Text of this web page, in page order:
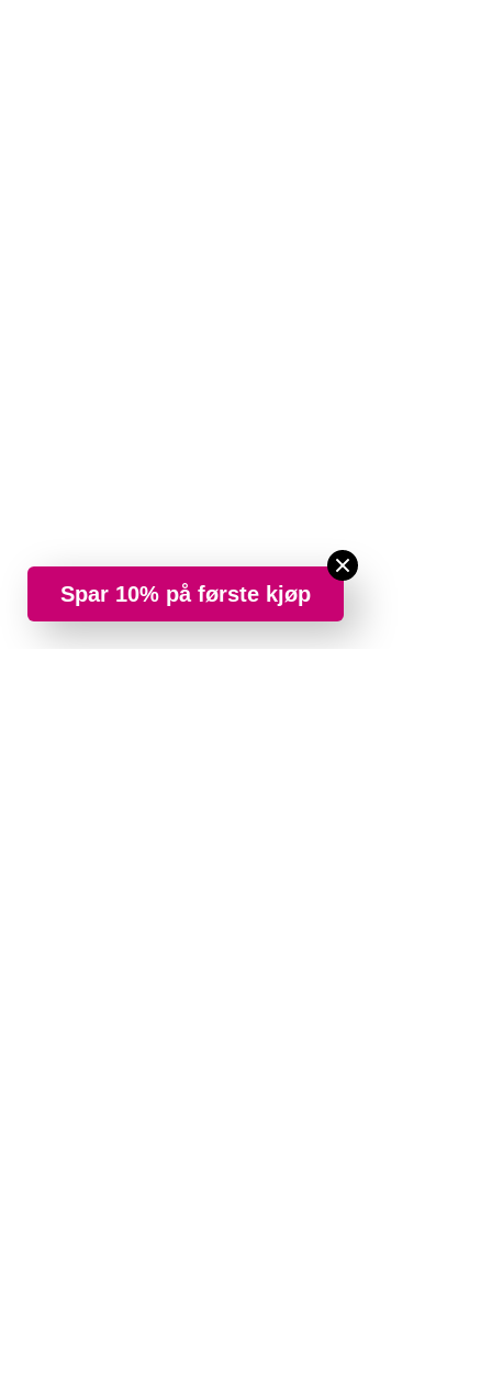
Spar 10% på første kjøp